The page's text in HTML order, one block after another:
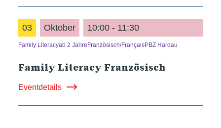
03 Oktober 10:00 - 11:30
Family Literacyab 2 Jahre Französisch/FrançaisPBZ Hardau
Family Literacy Französisch
Eventdetails